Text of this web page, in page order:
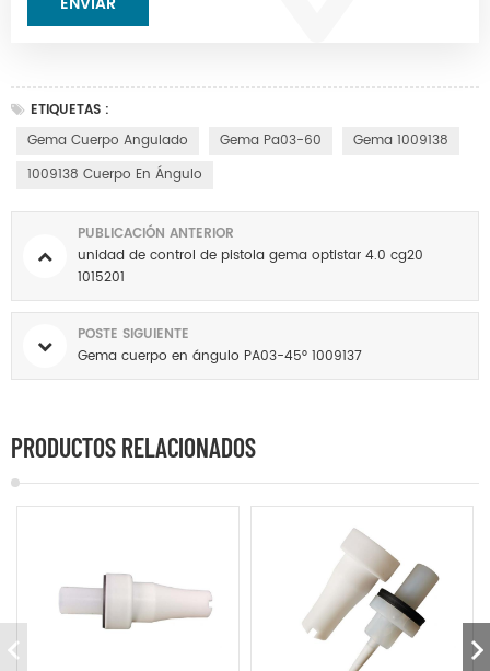
ETIQUETAS :
Gema Cuerpo Angulado
Gema Pa03-60
Gema 1009138
1009138 Cuerpo En Ángulo
PUBLICACIÓN ANTERIOR
unidad de control de pistola gema optistar 4.0 cg20
1015201
POSTE SIGUIENTE
Gema cuerpo en ángulo PA03-45° 1009137
PRODUCTOS RELACIONADOS